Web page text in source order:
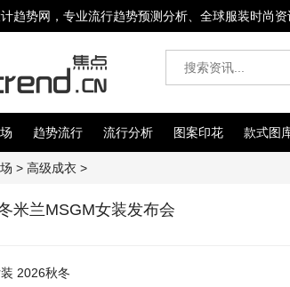
趋势网，专业流行趋势预测分析、全球服装时尚资
趋势流行 流行分析 图案印花 款式图
> 高级成衣 >
米兰MSGM女装发布会
2026秋冬